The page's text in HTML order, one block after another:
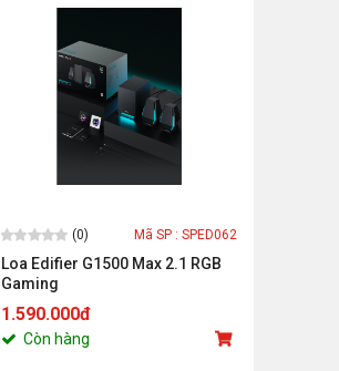
(0) Mã SP : SPED062
Loa Edifier G1500 Max 2.1 RGB
Gaming
1.590.000đ
Còn hàng